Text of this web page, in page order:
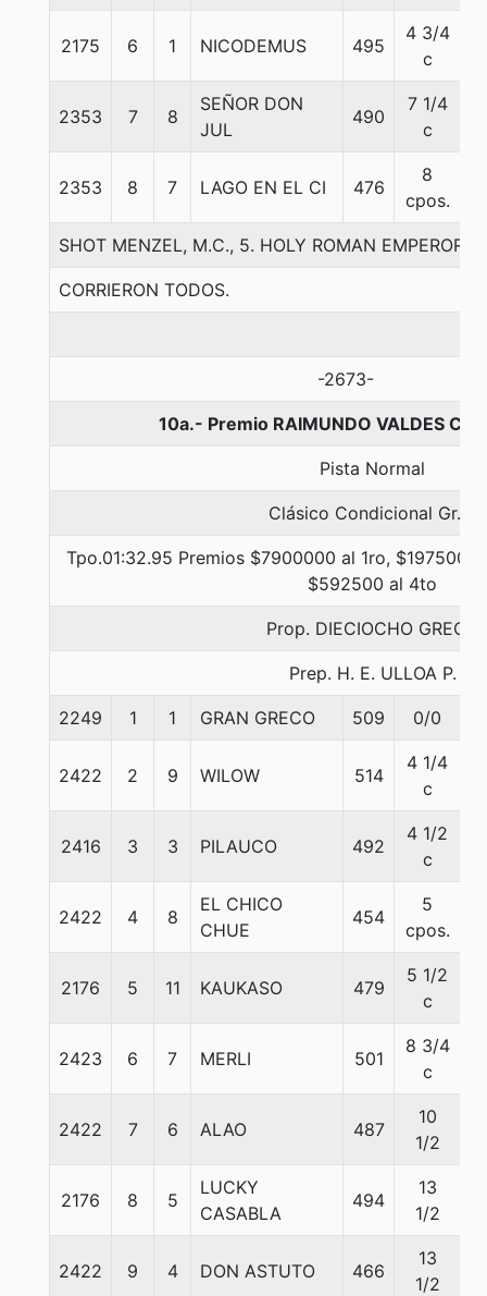
2175 6 1 NICODEMUS 495
4 3/4
c
2353 7 8
SEÑOR DON
JUL
490
7 1/4
c
2353 8 7 LAGO EN EL CI 476
8
cpos.
SHOT MENZEL, M.C., 5. HOLY ROMAN EMPEROR-
CORRIERON TODOS.
-2673-
10a.- Premio RAIMUNDO VALDES C.,
Pista Normal
Clásico Condicional Gr. 3
Tpo.01:32.95 Premios $7900000 al 1ro,
$592500 al 4to
Prop. DIECIOCHO GRECO
Prep. H. E. ULLOA P.
2249 1 1 GRAN GRECO 509 0/0
2422 2 9 WILOW 514
4 1/4
c
2416 3 3 PILAUCO 492
4 1/2
c
2422 4 8
EL CHICO
CHUE
454
5
cpos.
2176 5 11 KAUKASO 479
5 1/2
c
2423 6 7 MERLI 501
8 3/4
c
2422 7 6 ALAO 487
10
1/2
2176 8 5
LUCKY
CASABLA
494
13
1/2
2422 9 4 DON ASTUTO 466
13
1/2